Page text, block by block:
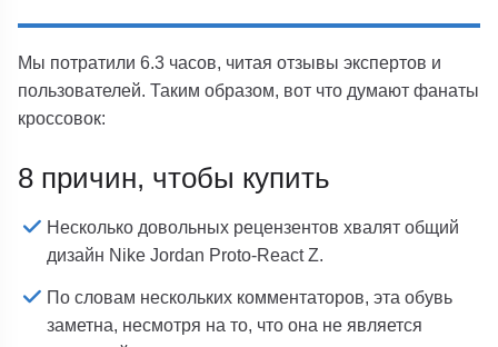
Мы потратили 6.3 часов, читая отзывы экспертов и
пользователей. Таким образом, вот что думают фанаты
кроссовок:
8 причин, чтобы купить
Несколько довольных рецензентов хвалят общий
дизайн Nike Jordan Proto-React Z.
По словам нескольких комментаторов, эта обувь
заметна, несмотря на то, что она не является